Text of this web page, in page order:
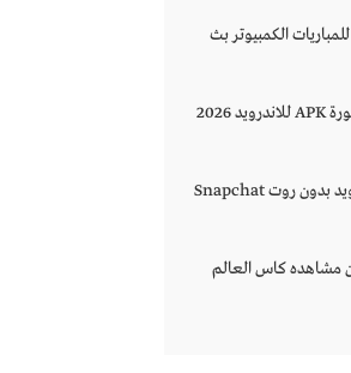
الكمبيوتر بث
مشغل الفيديوهات الاسطورة APK للاندرويد 2026
تحميل سناب بلس للاندرويد بدون روت Snapchat
مشاهده كاس العالم